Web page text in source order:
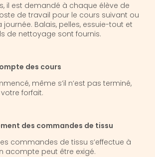
il est demandé à chaque élève de
de travail pour le cours suivant ou
journée. Balais, pelles, essuie-tout et
de nettoyage sont fournis.
des cours
même s’il n’est pas terminé,
forfait.
des commandes de tissu
commandes de tissu s’effectue à
acompte peut être exigé.